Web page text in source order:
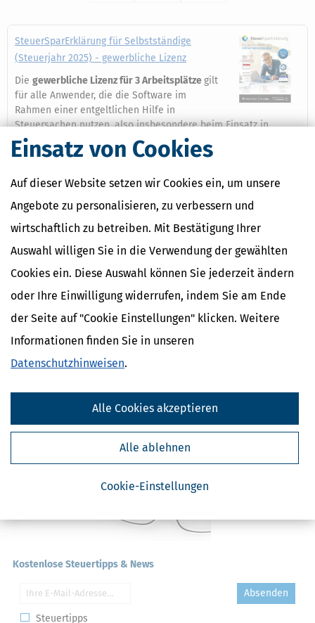
Einsatz von Cookies
Auf dieser Website setzen wir Cookies ein, um unsere
Angebote zu personalisieren, zu verbessern und
wirtschaftlich zu betreiben. Mit Bestätigung Ihrer
Auswahl willigen Sie in die Verwendung der gewählten
Cookies ein. Diese Auswahl können Sie jederzeit ändern
oder Ihre Einwilligung widerrufen, indem Sie am Ende
der Seite auf "Cookie Einstellungen" klicken. Weitere
Informationen finden Sie in unseren
Datenschutzhinweisen.
Cookie-Einstellungen
Alle ablehnen
Alle Cookies akzeptieren
SteuerSparErklärung für Selbstständige
(Steuerjahr 2025) - gewerbliche Lizenz
Die gewerbliche Lizenz für 3 Arbeitsplätzegilt
für alle Anwender, die die Software im
Rahmen einer entgeltlichen Hilfe in
Steuersachen nutzen, also insbesondere beim Einsatz in
steuerberatenden Berufen (Lohnsteuerhilfeverein,
Steuerberater, Rechtsanwälte o.ä.).
Mehr dazu
Verwandte Begriffe
Vorsteuerberichtigung
Umsatzsteuer / Steuersätze
Umsatzsteuer
Umsatzsteuer / Bemessungsgrundlage
Kostenlose Steuertipps & News
Absenden
Steuertipps